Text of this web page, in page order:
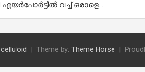
എയര്‍പോര്‍ട്ടില്‍ വച്ച് ഒരാളെ…
celluloid Theme by: Theme Horse